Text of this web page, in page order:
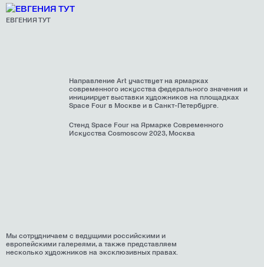
ЕВГЕНИЯ ТУТ
Направление Art участвует на ярмарках
современного искусства федерального значения и
инициирует выставки художников на площадках
Space Four в Москве и в Санкт-Петербурге.
Стенд Space Four на Ярмарке Современного
Искусства Cosmoscow 2023, Москва
Мы сотрудничаем с ведущими российскими и
европейскими галереями, а также представляем
несколько художников на эксклюзивных правах.